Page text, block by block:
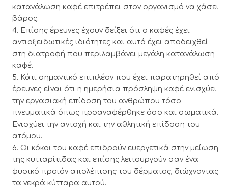
κατανάλωση καφέ επιτρέπει στον οργανισμό να χάσει
βάρος.
Επίσης έρευνες έχουν δείξει ότι ο καφές έχει
αντιοξειδωτικές ιδιότητες και αυτό έχει αποδειχθεί
στη διατροφή που περιλαμβάνει μεγάλη κατανάλωση
καφέ.
Κάτι σημαντικό επιπλέον που έχει παρατηρηθεί από
έρευνες είναι ότι η ημερήσια πρόσληψη καφέ ενισχύει
την εργασιακή επίδοση του ανθρώπου τόσο
πνευματικά όπως προαναφέρθηκε όσο και σωματικά.
Ενισχύει την αντοχή και την αθλητική επίδοση του
ατόμου.
Οι κόκοι του καφέ επιδρούν ευεργετικά στην μείωση
της κυτταρίτιδας και επίσης λειτουργούν σαν ένα
φυσικό προιόν απολέπισης του δέρματος, διώχνοντας
τα νεκρά κύτταρα αυτού.